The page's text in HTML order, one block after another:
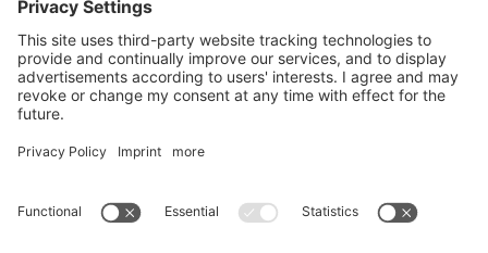
We use a third party service to embed map content that
More Information
powered by
Impressum
-
Kontakt
-